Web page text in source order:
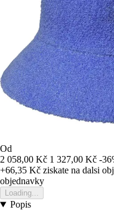
Od
2 058,00 Kč 1 327,00 Kč -
+66,35 Kč ziskate na dalsi
objednavky
Loading...
Popis